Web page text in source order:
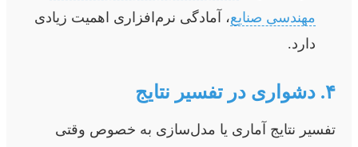
مهندسی صنایع، آمادگی نرم‌افزاری اهمیت زیادی
دارد.
۴. دشواری در تفسیر نتایج
تفسیر نتایج آماری یا مدل‌سازی به خصوص وقتی